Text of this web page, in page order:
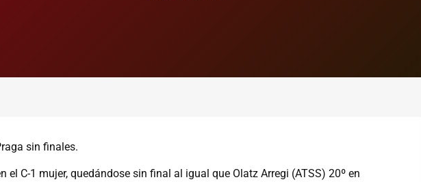
sin finales.
el C-1 mujer, quedándose sin final al igual que Olatz Arregi (ATSS) 20º en